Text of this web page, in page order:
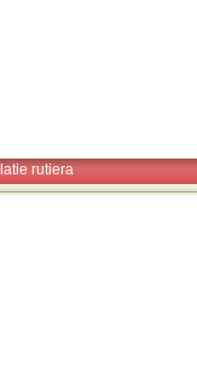
rutiera